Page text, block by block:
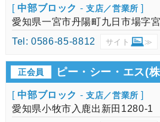
[中部ブロック - 支店／営業所 ]
愛知県一宮市丹陽町九日市場字
Tel: 0586-85-8812
サイト ≫
正会員 ピー・シー・エス(
[中部ブロック - 支店／営業所 ]
愛知県小牧市入鹿出新田1280-1